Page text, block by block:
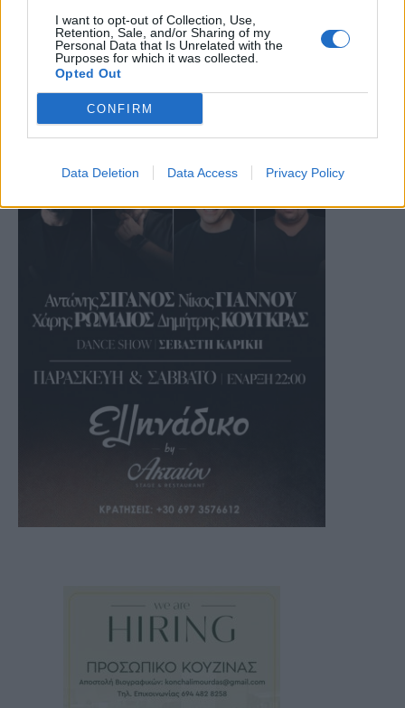
I want to opt-out of Collection, Use,
Retention, Sale, and/or Sharing of my
Personal Data that Is Unrelated with the
Purposes for which it was collected.
Opted Out
CONFIRM
Data Deletion Data Access Privacy Policy